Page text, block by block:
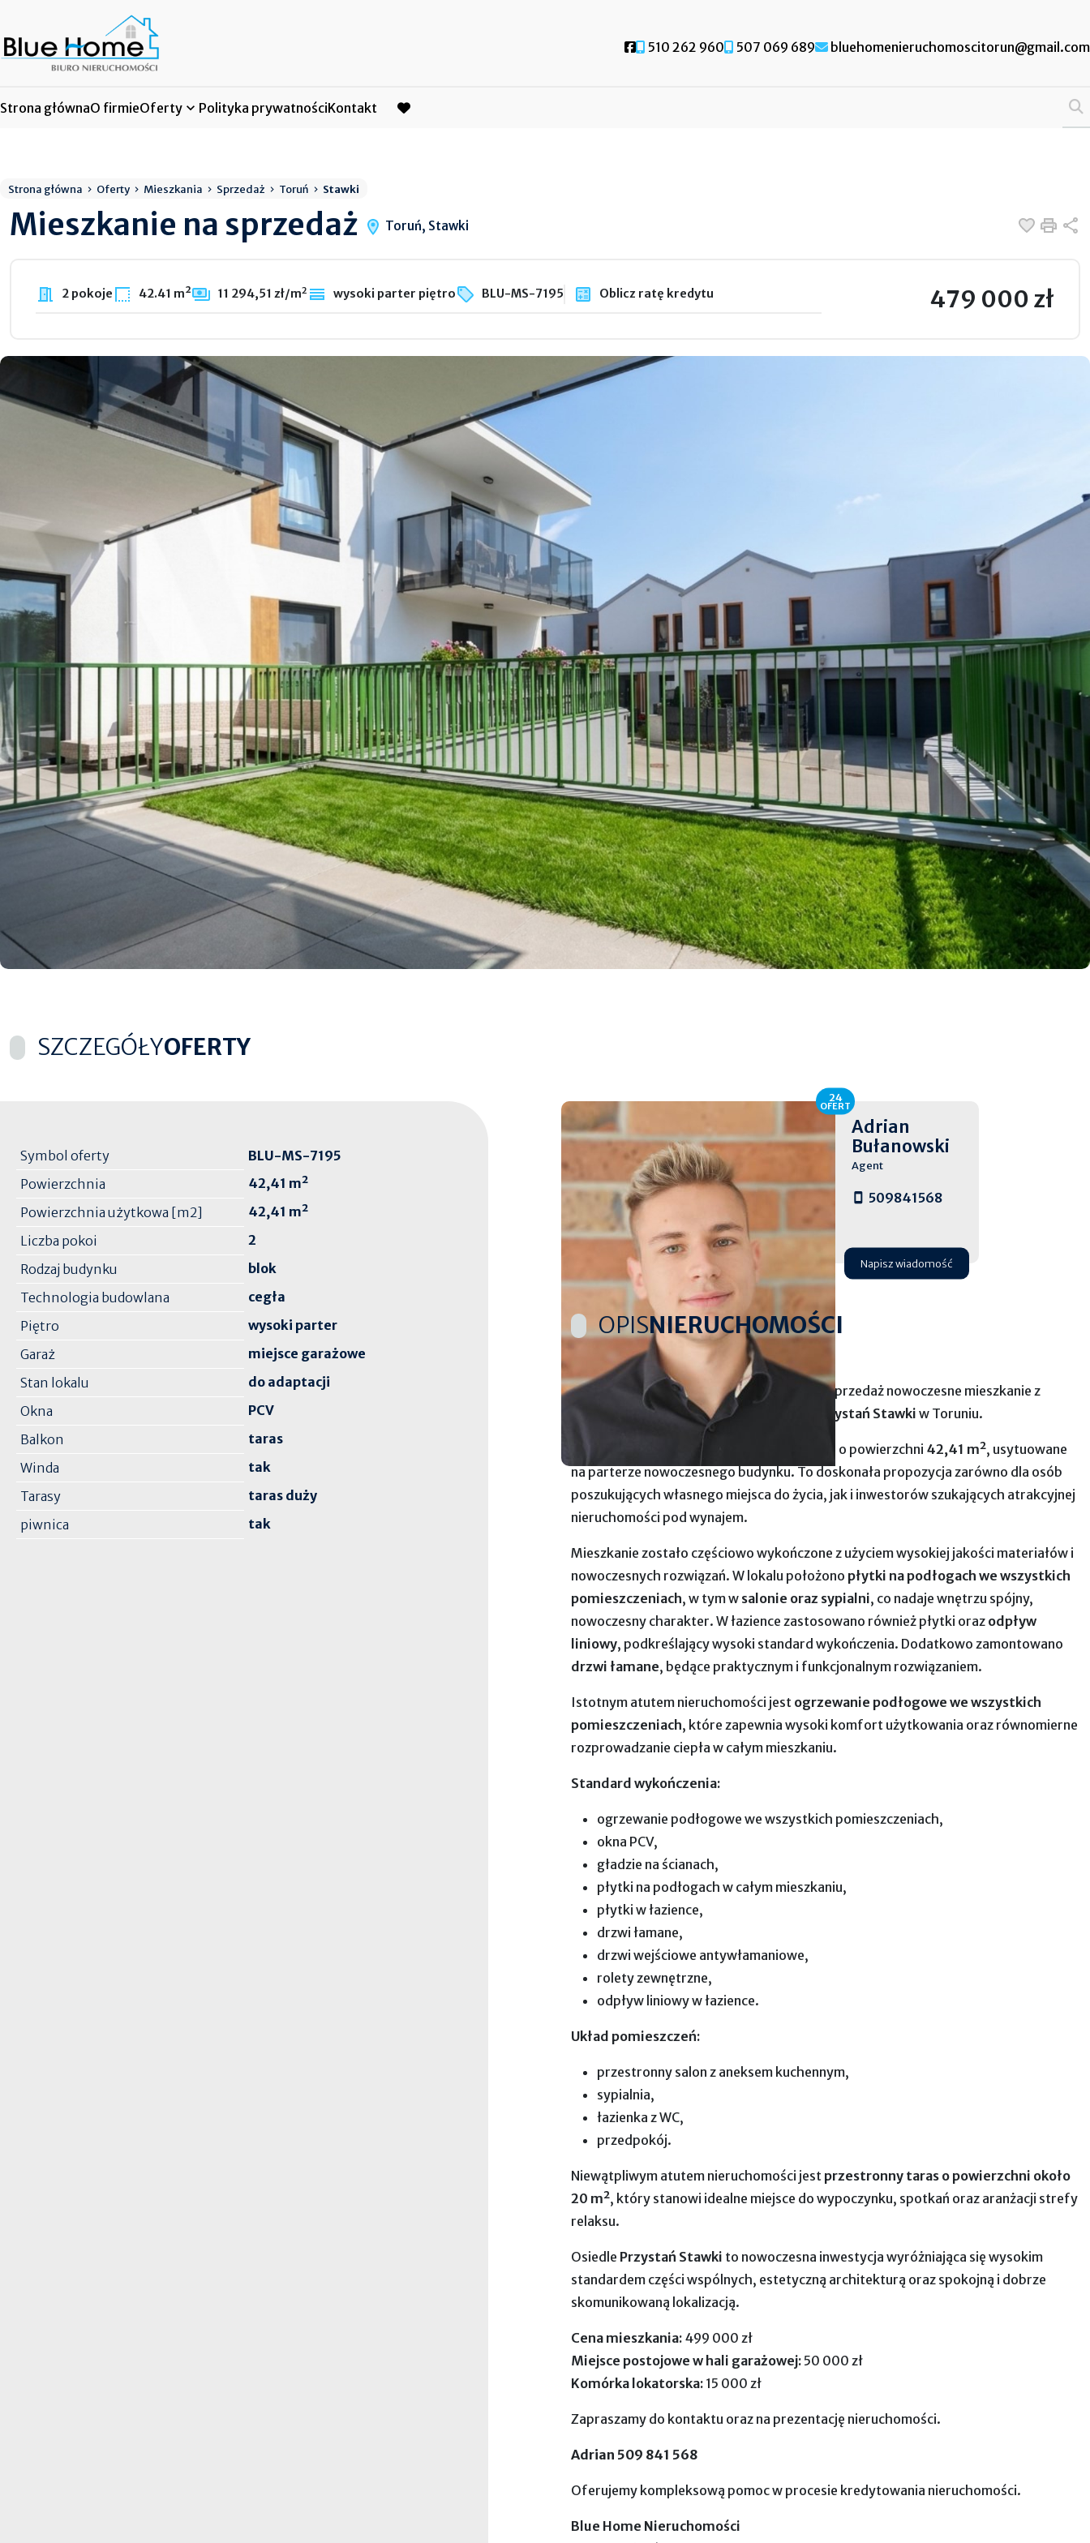
Social link
510 262 960 507 069 689 bluehomenieruchomoscitorun@gmail.com
Strona głównaO firmieOferty Polityka prywatnościKontakt
favorite
Strona główna Oferty Mieszkania Sprzedaż Toruń Stawki
Mieszkanie na sprzedaż Toruń, Stawki Dodaj
2 pokoje 42.41 m² 11 294,51 zł/m2 wysoki parter piętro BLU-MS-7195 Oblicz ratę kredytu 479 000 zł
SZCZEGÓŁYOFERTY
Symbol oferty
BLU-MS-7195
Powierzchnia
42,41 m²
Powierzchnia użytkowa [m2]
42,41 m²
Liczba pokoi
2
Rodzaj budynku
blok
Technologia budowlana
cegła
Piętro
wysoki parter
Garaż
miejsce garażowe
Stan lokalu
do adaptacji
Okna
PCV
Balkon
taras
Winda
tak
Tarasy
taras duży
piwnica
tak
Adrian
Bułanowski
Agent
509841568
Napisz wiadomość
24
OFERT
OPISNIERUCHOMOŚCI
Blue Home Nieruchomościprezentuje na sprzedaż nowoczesne mieszkanie z
dużym tarasem na prestiżowym osiedlu
Przystań Stawki w Toruniu.
Na sprzedaż komfortowe, nowe mieszkanie o powierzchni 42,41 m², usytuowane
na parterze nowoczesnego budynku. To doskonała propozycja zarówno dla osób
poszukujących własnego miejsca do życia, jak i inwestorów szukających atrakcyjnej
nieruchomości pod wynajem.
Mieszkanie zostało częściowo wykończone z użyciem wysokiej jakości materiałów i
nowoczesnych rozwiązań. W lokalu położono płytki na podłogach we wszystkich
pomieszczeniach, w tym w salonie oraz sypialni, co nadaje wnętrzu spójny,
nowoczesny charakter. W łazience zastosowano również płytki oraz odpływ
liniowy, podkreślający wysoki standard wykończenia. Dodatkowo zamontowano
drzwi łamane, będące praktycznym i funkcjonalnym rozwiązaniem.
Istotnym atutem nieruchomości jest ogrzewanie podłogowe we wszystkich
pomieszczeniach, które zapewnia wysoki komfort użytkowania oraz równomierne
rozprowadzanie ciepła w całym mieszkaniu.
Standard wykończenia:
ogrzewanie podłogowe we wszystkich pomieszczeniach,
okna PCV,
gładzie na ścianach,
płytki na podłogach w całym mieszkaniu,
płytki w łazience,
drzwi łamane,
drzwi wejściowe antywłamaniowe,
rolety zewnętrzne,
odpływ liniowy w łazience.
Układ pomieszczeń:
przestronny salon z aneksem kuchennym,
sypialnia,
łazienka z WC,
przedpokój.
Niewątpliwym atutem nieruchomości jest przestronny taras o powierzchni około
20 m², który stanowi idealne miejsce do wypoczynku, spotkań oraz aranżacji strefy
relaksu.
Osiedle Przystań Stawki to nowoczesna inwestycja wyróżniająca się wysokim
standardem części wspólnych, estetyczną architekturą oraz spokojną i dobrze
skomunikowaną lokalizacją.
Cena mieszkania: 499 000 zł
Miejsce postojowe w hali garażowej: 50 000 zł
Komórka lokatorska: 15 000 zł
Zapraszamy do kontaktu oraz na prezentację nieruchomości.
Adrian 509 841 568
Oferujemy kompleksową pomoc w procesie kredytowania nieruchomości.
Blue Home Nieruchomości